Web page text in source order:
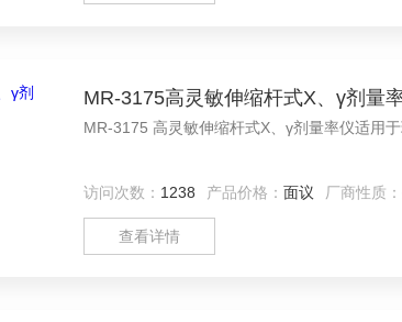
MR-3175高灵敏伸缩杆式X、γ剂量
MR-3175 高灵敏伸缩杆式X、γ剂量率仪适用
访问次数： 1238 产品价格： 面议 厂商性质：
查看详情